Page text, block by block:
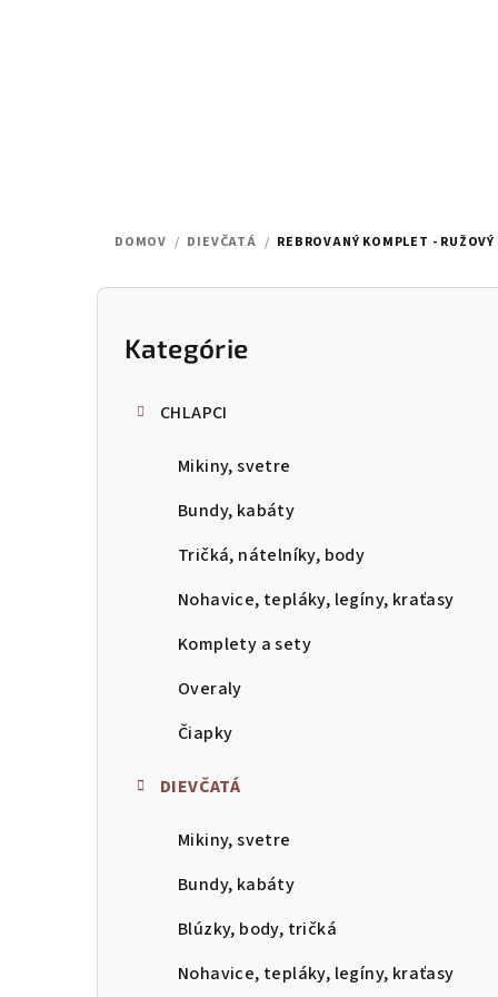
DOMOV / DIEVČATÁ / REBROVANÝ KOMPLET - RUŽOVÝ
B
Preskočiť
kategórie
Kategórie
CHLAPCI
Mikiny, svetre
Bundy, kabáty
Tričká, nátelníky, body
Nohavice, tepláky, legíny, kraťasy
Komplety a sety
Overaly
Čiapky
DIEVČATÁ
Mikiny, svetre
Bundy, kabáty
Blúzky, body, tričká
Nohavice, tepláky, legíny, kraťasy